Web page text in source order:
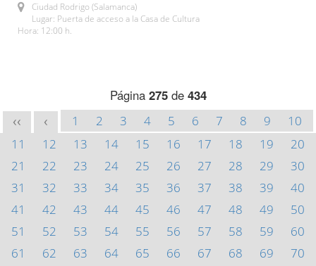
Ciudad Rodrigo (Salamanca)
Lugar: Puerta de acceso a la Casa de Cultura
Hora: 12:00 h.
Página 275de 434
<< < 1 2 3 4 5 6 7 8 9
10
11
12 13 14 15 16 17 18 19
20
21
22 23 24 25 26 27 28 29
30
31
32 33 34 35 36 37 38 39
40
41
42 43 44 45 46 47 48 49
50
51
52 53 54 55 56 57 58 59
60
61
62 63 64 65 66 67 68 69
70